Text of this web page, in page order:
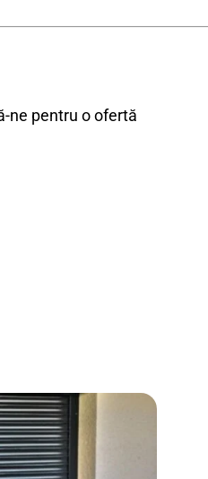
ne pentru o ofertă